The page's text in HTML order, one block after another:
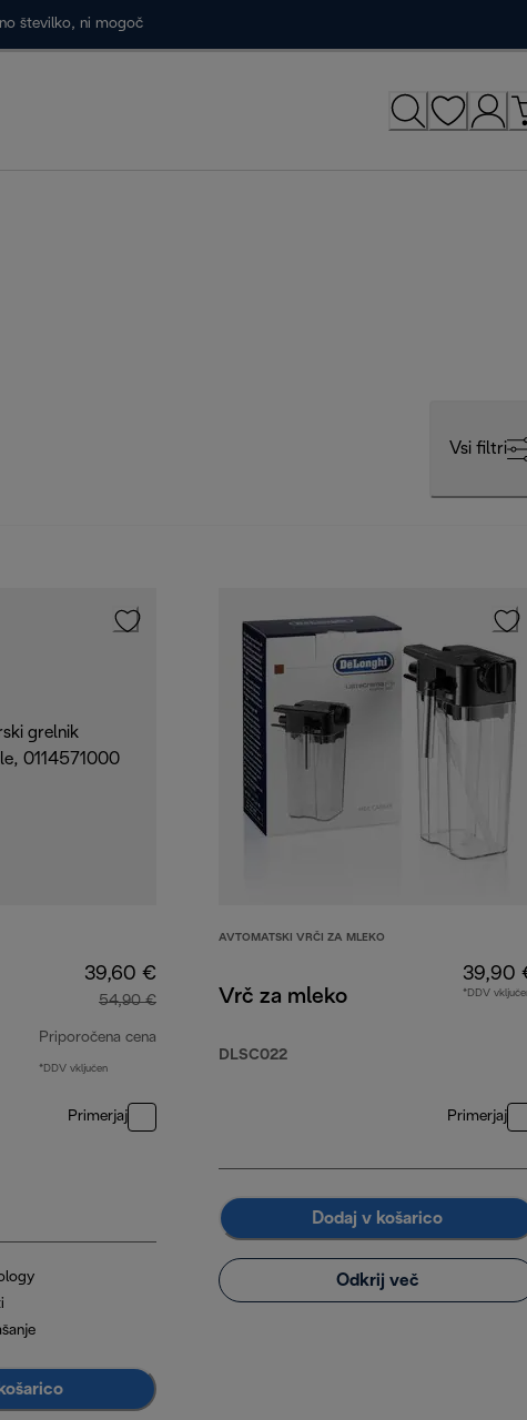
številko, ni mogoč
Vsi filtri
39,60 €
54,90 €
Priporočena cena
*DDV vključen
Primerjaj
AVTOMATSKI VRČI ZA MLEKO
Vrč za mleko
DLSC022
39,90
*DDV
Primerjaj
Dodaj v košarico
Odkrij več